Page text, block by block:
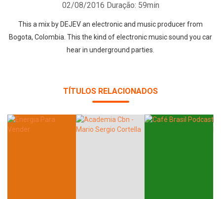
02/08/2016 Duração: 59min
This a mix by DEJEV an electronic and music producer from
Bogota, Colombia. This the kind of electronic music sound you car
hear in underground parties.
TÍTULOS RELACIONADOS